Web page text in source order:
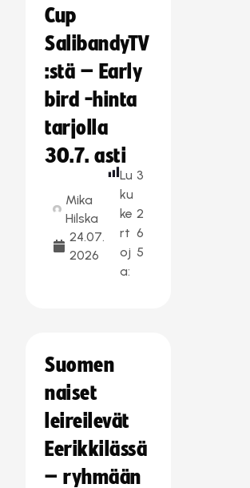
Cup
SalibandyTV
:stä – Early
bird -hinta
tarjolla
30.7. asti
Mika
Hilska
24.07.
2026
Lu
ku
ke
rt
oj
a:
3
2
6
5
Suomen
naiset
leireilevät
Eerikkilässä
– ryhmään